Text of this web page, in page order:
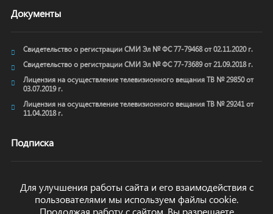
Документы
Свидетельство о регистрации СМИ Эл № ФС 77-79468 от 02.11.2020 г.
Свидетельство о регистрации СМИ Эл № ФС 77-73689 от 21.09.2018 г.
Лицензия на осуществление телевизионного вещания ТВ № 29850 от
03.07.2019 г.
Лицензия на осуществление телевизионного вещания ТВ № 29241 от
11.04.2018 г.
Подписка
ОТПРАВИТЬ
Для улучшения работы сайта и его взаимодействия с
пользователями мы используем файлы cookie.
Продолжая работу с сайтом, Вы разрешаете